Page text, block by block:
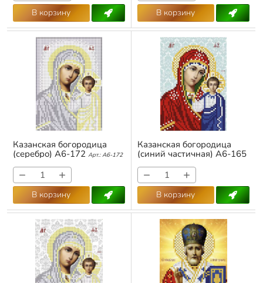
В корзину В корзину
Казанская богородица
(серебро) А6-172 Арт.: А6-172
− +
В корзину
Казанская богородица
(синий частичная) А6-165
− +
В корзину